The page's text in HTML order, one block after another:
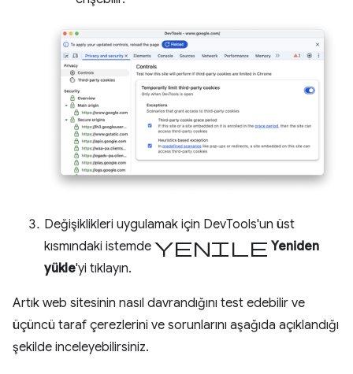
Değişiklikleri uygulamak için DevTools'un üst
kısmındaki istemde yenile Yeniden
yükle'yi tıklayın.
Artık web sitesinin nasıl davrandığını test edebilir ve
üçüncü taraf çerezlerini ve sorunlarını aşağıda açıklandığı
şekilde inceleyebilirsiniz.